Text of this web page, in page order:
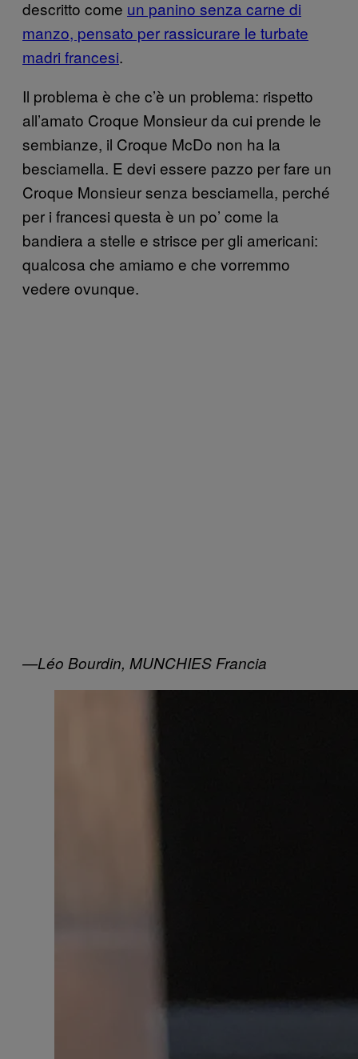
descritto come un panino senza carne di
manzo, pensato per rassicurare le turbate
madri francesi.
Il problema è che c’è un problema: rispetto
all’amato Croque Monsieur da cui prende le
sembianze, il Croque McDo non ha la
besciamella. E devi essere pazzo per fare un
Croque Monsieur senza besciamella, perché
per i francesi questa è un po’ come la
bandiera a stelle e strisce per gli americani:
qualcosa che amiamo e che vorremmo
vedere ovunque.
—Léo Bourdin, MUNCHIES Francia